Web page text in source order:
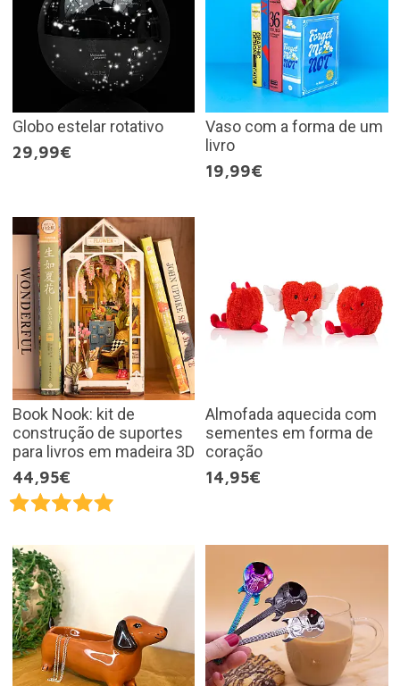
Globo estelar rotativo
29,99€
Vaso com a forma de um
livro
19,99€
Book Nook: kit de
construção de suportes
para livros em madeira 3D
44,95€
Almofada aquecida com
sementes em forma de
coração
14,95€